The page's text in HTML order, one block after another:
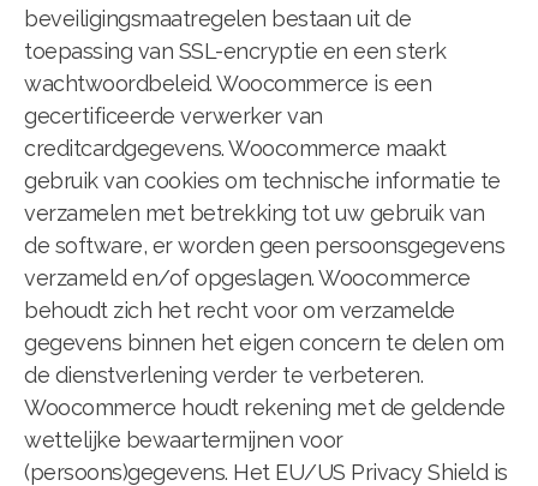
beveiligingsmaatregelen bestaan uit de
toepassing van SSL-encryptie en een sterk
wachtwoordbeleid. Woocommerce is een
gecertificeerde verwerker van
creditcardgegevens. Woocommerce maakt
gebruik van cookies om technische informatie te
verzamelen met betrekking tot uw gebruik van
de software, er worden geen persoonsgegevens
verzameld en/of opgeslagen. Woocommerce
behoudt zich het recht voor om verzamelde
gegevens binnen het eigen concern te delen om
de dienstverlening verder te verbeteren.
Woocommerce houdt rekening met de geldende
wettelijke bewaartermijnen voor
(persoons)gegevens. Het EU/US Privacy Shield is